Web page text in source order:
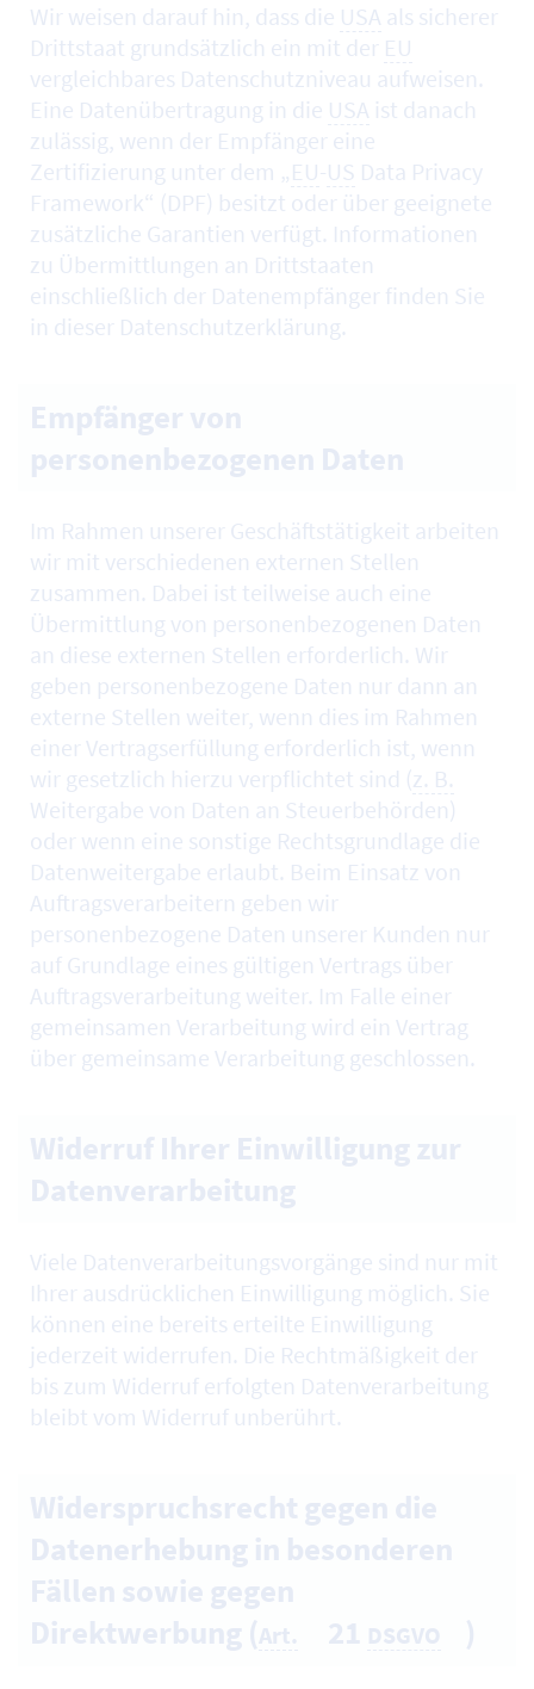
Wir weisen darauf hin, dass die USA als sicherer
Drittstaat grundsätzlich ein mit der EU
vergleichbares Datenschutzniveau aufweisen.
Eine Datenübertragung in die USA ist danach
zulässig, wenn der Empfänger eine
Zertifizierung unter dem „EU-US Data Privacy
Framework“ (DPF) besitzt oder über geeignete
zusätzliche Garantien verfügt. Informationen
zu Übermittlungen an Drittstaaten
einschließlich der Datenempfänger finden Sie
in dieser Datenschutzerklärung.
Im Rahmen unserer Geschäftstätigkeit arbeiten
wir mit verschiedenen externen Stellen
zusammen. Dabei ist teilweise auch eine
Übermittlung von personenbezogenen Daten
an diese externen Stellen erforderlich. Wir
geben personenbezogene Daten nur dann an
externe Stellen weiter, wenn dies im Rahmen
einer Vertragserfüllung erforderlich ist, wenn
wir gesetzlich hierzu verpflichtet sind (z. B.
Weitergabe von Daten an Steuerbehörden)
oder wenn eine sonstige Rechtsgrundlage die
Datenweitergabe erlaubt. Beim Einsatz von
Auftragsverarbeitern geben wir
personenbezogene Daten unserer Kunden nur
auf Grundlage eines gültigen Vertrags über
Auftragsverarbeitung weiter. Im Falle einer
gemeinsamen Verarbeitung wird ein Vertrag
über gemeinsame Verarbeitung geschlossen.
Viele Datenverarbeitungsvorgänge sind nur mit
Ihrer ausdrücklichen Einwilligung möglich. Sie
können eine bereits erteilte Einwilligung
jederzeit widerrufen. Die Rechtmäßigkeit der
bis zum Widerruf erfolgten Datenverarbeitung
bleibt vom Widerruf unberührt.